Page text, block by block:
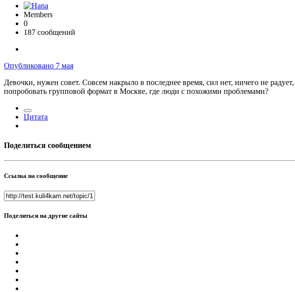
Members
0
187 сообщений
Опубликовано 7 мая
Девочки, нужен совет. Совсем накрыло в последнее время, сил нет, ничего не
попробовать групповой формат в Москве, где люди с похожими проблемами?
Цитата
Поделиться сообщением
Ссылка на сообщение
Поделиться на другие сайты